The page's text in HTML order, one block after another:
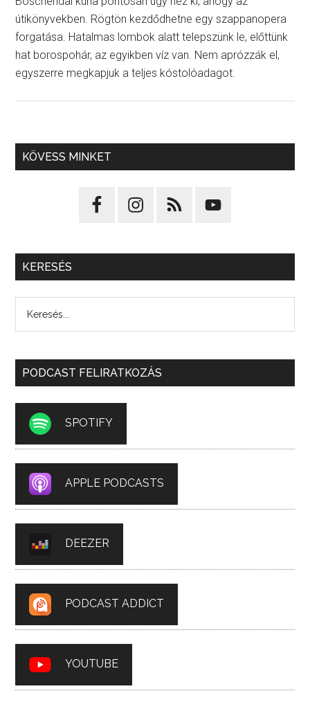
útikönyvekben. Rögtön kezdődhetne egy szappanopera
forgatása. Hatalmas lombok alatt telepszünk le, előttünk
hat borospohár, az egyikben víz van. Nem aprózzák el,
egyszerre megkapjuk a teljes kóstolóadagot.
KÖVESS MINKET
KERESÉS
PODCAST FELIRATKOZÁS
SPOTIFY
APPLE PODCASTS
DEEZER
PODCAST ADDICT
YOUTUBE